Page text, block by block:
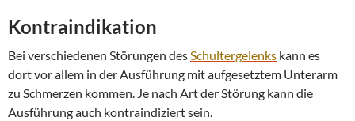
Kontraindikation
Bei verschiedenen Störungen desSchultergelenks kann es
dort vor allem in der Ausführung mit aufgesetztem Unterarm
zu Schmerzen kommen. Je nach Art der Störung kann die
Ausführung auch kontraindiziert sein.